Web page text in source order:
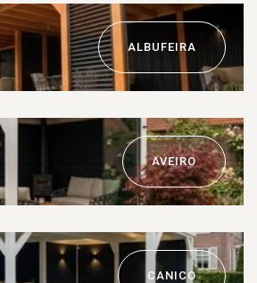
ALBUFEIRA
AVEIRO
CANICO